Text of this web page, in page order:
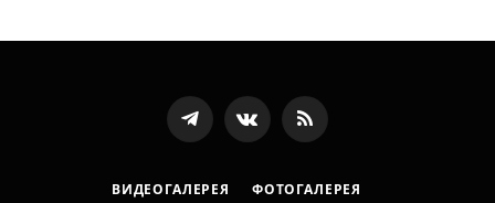
ТелеграммВКонтактеRSS-
ВИДЕОГАЛЕРЕЯ ФОТОГАЛЕРЕЯ